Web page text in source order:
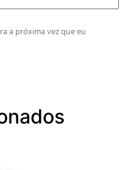
a próxima vez que eu